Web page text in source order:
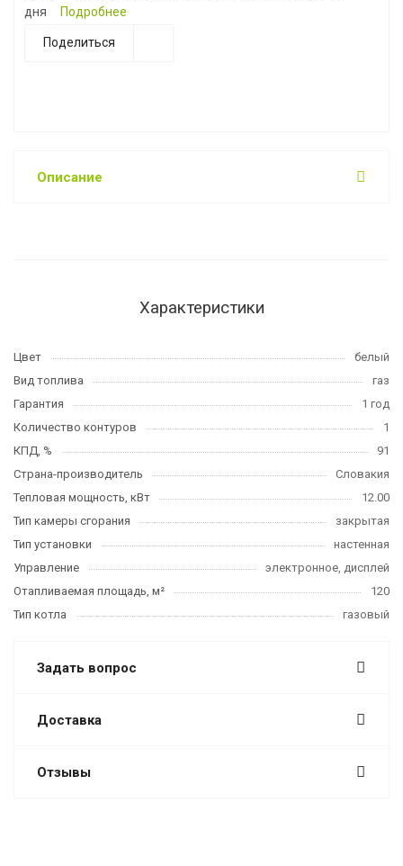
дня
Подробнее
Поделиться
Описание
Характеристики
Цвет
белый
Вид топлива
газ
Гарантия
1 год
Количество контуров
1
КПД, %
91
Страна-производитель
Словакия
Тепловая мощность, кВт
12.00
Тип камеры сгорания
закрытая
Тип установки
настенная
Управление
электронное, дисплей
Отапливаемая площадь, м²
120
Тип котла
газовый
Задать вопрос
Доставка
Отзывы